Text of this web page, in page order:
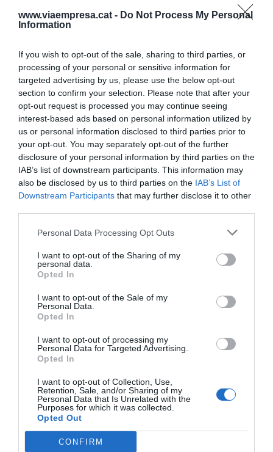
www.viaempresa.cat - Do Not Process My Personal
Information
If you wish to opt-out of the sale, sharing to third parties, or
processing of your personal or sensitive information for
targeted advertising by us, please use the below opt-out
section to confirm your selection. Please note that after your
opt-out request is processed you may continue seeing
interest-based ads based on personal information utilized by
us or personal information disclosed to third parties prior to
your opt-out. You may separately opt-out of the further
disclosure of your personal information by third parties on the
IAB’s list of downstream participants. This information may
also be disclosed by us to third parties on the IAB’s List of
Downstream Participants that may further disclose it to other
Personal Data Processing Opt Outs
I want to opt-out of the Sharing of my
personal data.
Opted In
I want to opt-out of the Sale of my
Personal Data.
Opted In
I want to opt-out of processing my
Personal Data for Targeted Advertising.
Opted In
I want to opt-out of Collection, Use,
Retention, Sale, and/or Sharing of my
Personal Data that Is Unrelated with the
Purposes for which it was collected.
Opted Out
CONFIRM
CORONAVIRUS
Cuando muera, pase por caja
Respiraderos automáticos,
un salvavidas a 25.000
dólares la unidad
27 de marzo de 2020
AFTERWORK
20 de marzo de 2020
con cuatro manchas
Anterior 1 2 3 4 5 6 … 78 Siguiente